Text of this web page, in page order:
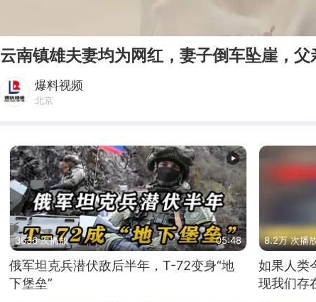
云南镇雄夫妻均为网红，妻子倒车坠崖，
爆料视频
北京
3636 次播放 05:48
俄军坦克兵潜伏敌后半年，T-72变身“地
下堡垒”
8.2万 次播
如果人类
现我们存